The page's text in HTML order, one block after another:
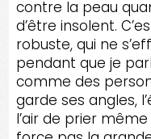
contre la peau
d’être insolent.
robuste, qui ne
pendant que je
comme des
garde ses angles,
l’air de prier